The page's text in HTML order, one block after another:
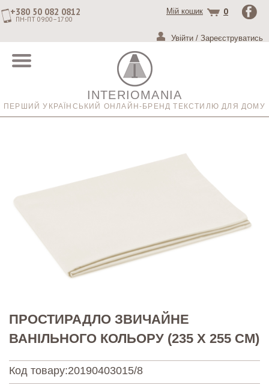
+380 50 082 0812
ПН-ПТ 09:00–17:00
Мій кошик 0
Увійти / Зареєструватись
INTERIOMANIA
ПЕРШИЙ УКРАЇНСЬКИЙ ОНЛАЙН-БРЕНД ТЕКСТИЛЮ ДЛЯ ДОМУ
ПРОСТИРАДЛО ЗВИЧАЙНЕ
ВАНІЛЬНОГО КОЛЬОРУ (235 Х 255 СМ)
Код товару:20190403015/8